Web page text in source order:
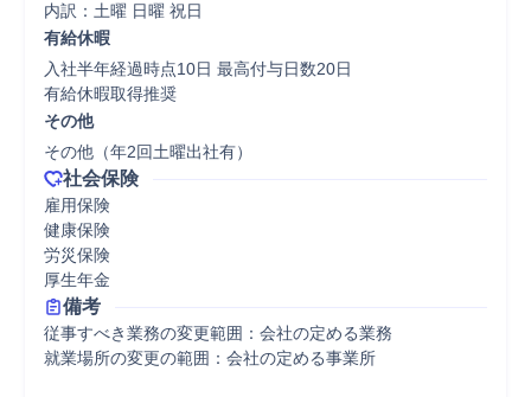
内訳：土曜 日曜 祝日
有給休暇
入社半年経過時点10日 最高付与日数20日
有給休暇取得推奨
その他
その他（年2回土曜出社有）
社会保険
雇用保険
健康保険
労災保険
厚生年金
備考
従事すべき業務の変更範囲：会社の定める業務
就業場所の変更の範囲：会社の定める事業所